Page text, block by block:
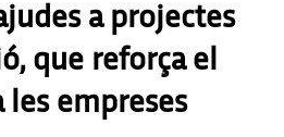
a projectes
que reforça el
les empreses